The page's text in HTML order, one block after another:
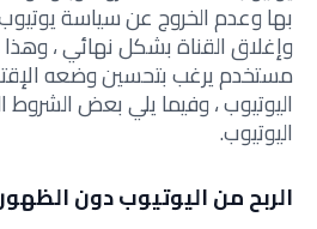
بها وعدم الخروج عن سياسة
وإغلاق القناة بشكل نهائي ، وهذا
مستخدم يرغب بتحسين وضعه
اليوتيوب ، وفيما يلي بعض الشروط
اليوتيوب.
الربح من اليوتيوب دون الظهور